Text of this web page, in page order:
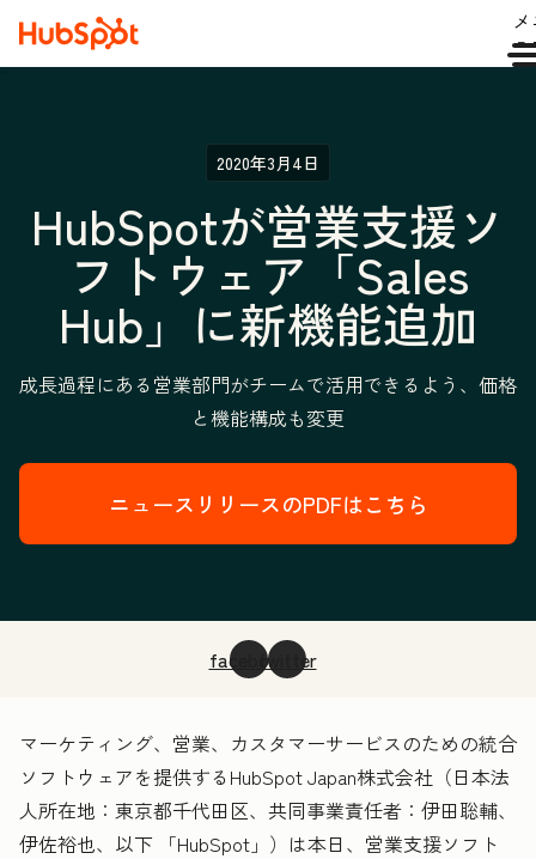
2020年3月4日
HubSpotが営業支援ソ
フトウェア「Sales
Hub」に新機能追加
成長過程にある営業部門がチームで活用できるよう、価格
と機能構成も変更
ニュースリリースのPDFはこちら
facebooktwitter
マーケティング、営業、カスタマーサービスのための統合
ソフトウェアを提供するHubSpot Japan株式会社（日本法
人所在地：東京都千代田区、共同事業責任者：伊田聡輔、
伊佐裕也、以下 「HubSpot」）は本日、営業支援ソフト